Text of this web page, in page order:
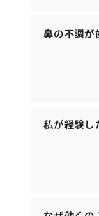
鼻の不調が
私が経験し